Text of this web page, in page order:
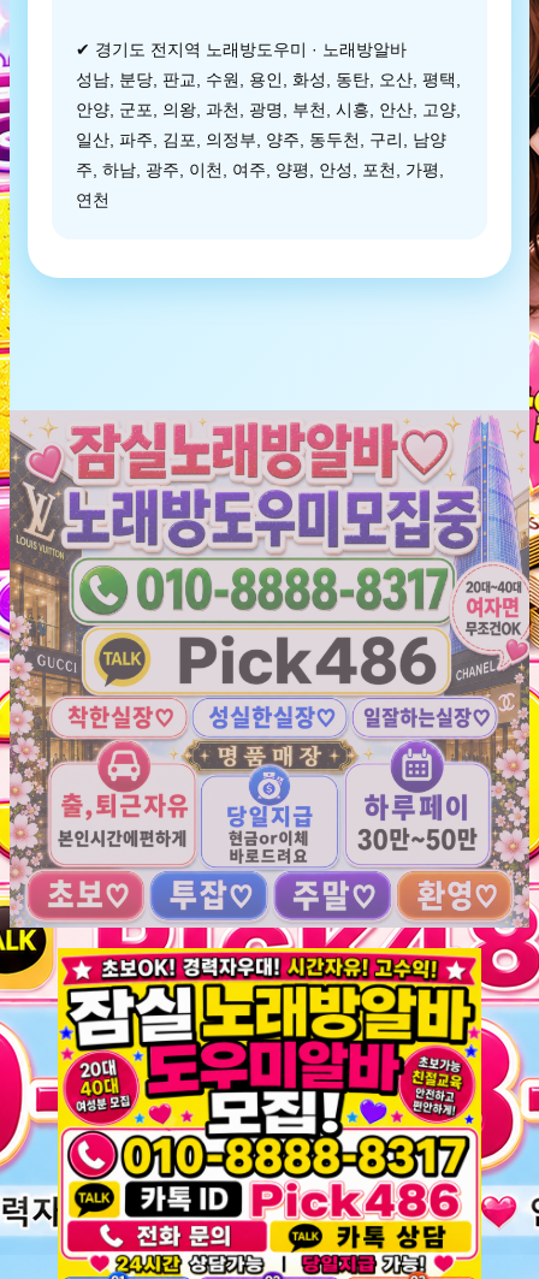
✔ 경기도 전지역 노래방도우미 · 노래방알바
성남, 분당, 판교, 수원, 용인, 화성, 동탄, 오산, 평택,
안양, 군포, 의왕, 과천, 광명, 부천, 시흥, 안산, 고양,
일산, 파주, 김포, 의정부, 양주, 동두천, 구리, 남양
주, 하남, 광주, 이천, 여주, 양평, 안성, 포천, 가평,
연천